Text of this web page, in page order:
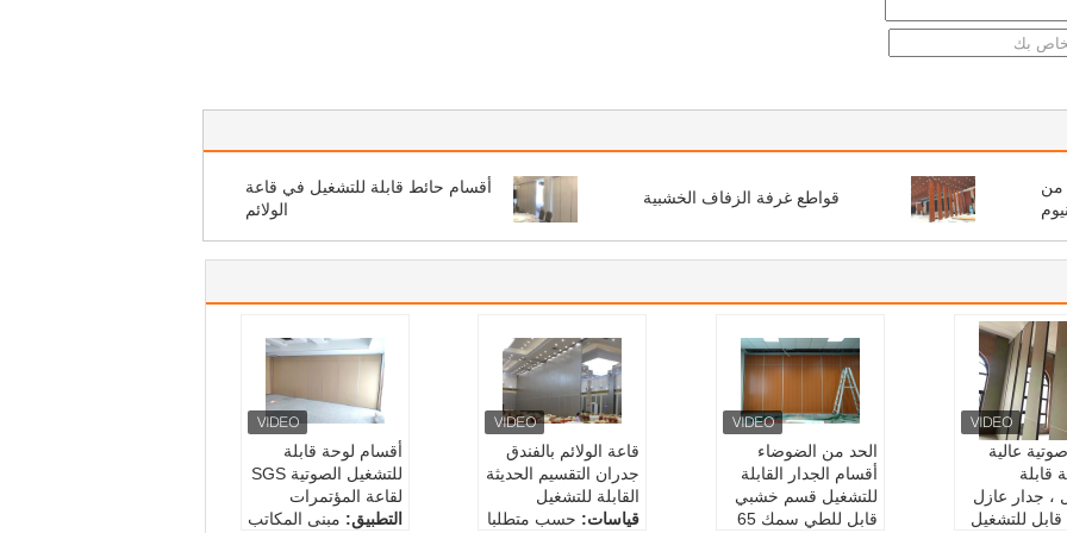
من
قواطع غرفة الزفاف الخشبية
أقسام حائط قابلة للتشغيل في قاعة
الولائم
أقسام لوحة قابلة
للتشغيل الصوتية SGS
لقاعة المؤتمرات
التطبيق: مبنى المكاتب
قاعة الولائم بالفندق
جدران التقسيم الحديثة
القابلة للتشغيل
قياسات: حسب متطلبا
الحد من الضوضاء
أقسام الجدار القابلة
للتشغيل قسم خشبي
قابل للطي سمك 65
عالية
قابلة
، جدار عازل
للتشغيل